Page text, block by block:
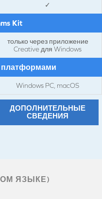
✓
Kit
только через приложение
Creative для Windows
платформами
Windows PC, macOS
ДОПОЛНИТЕЛЬНЫЕ
СВЕДЕНИЯ
ЯЗЫКЕ)